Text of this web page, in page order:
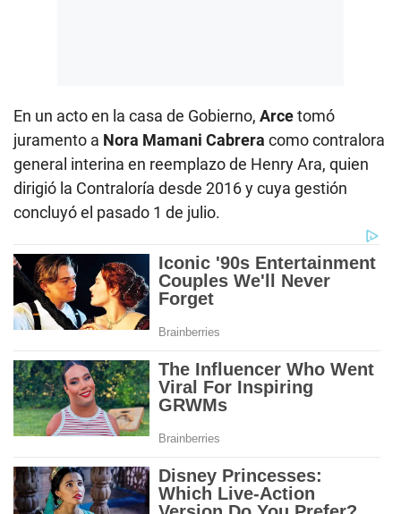
En un acto en la casa de Gobierno, Arcetomó
juramento a Nora Mamani Cabrera como contralora
general interina en reemplazo de Henry Ara, quien
dirigió la Contraloría desde 2016 y cuya gestión
concluyó el pasado 1 de julio.